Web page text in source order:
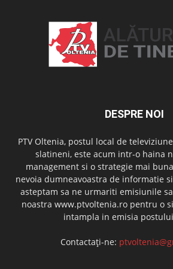
DESPRE NOI
PTV Oltenia, postul local de
slatineni, este acum intr-o haina
management si o strategie mai
nevoia dumneavoastra de informatie
asteptam sa ne urmariti emisiunile
noastra www.ptvoltenia.ro pentru o
intampla in emisia
Contactați-ne: